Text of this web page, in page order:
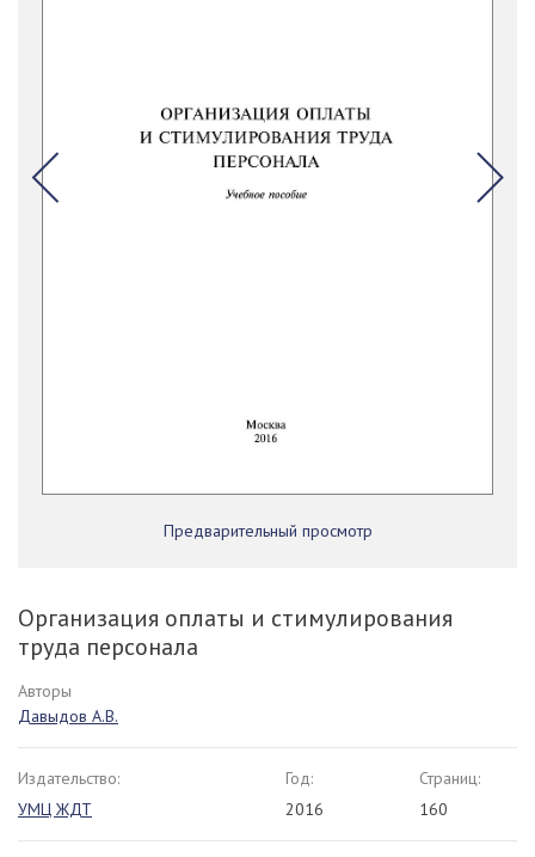
Предварительный просмотр
Организация оплаты и стимулирования
труда персонала
Авторы
Давыдов А.В.
Издательство:
УМЦ ЖДТ
Год:
2016
Страниц:
160